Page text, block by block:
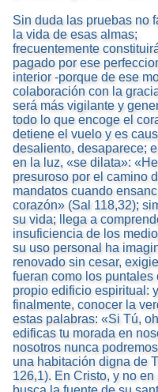
Sin duda las pruebas no
la vida de esas almas;
frecuentemente
pagado por ese
interior -porque de ese
colaboración con la
será más vigilante y
todo lo que encoge el
detiene el vuelo y es
desaliento, desaparece;
en la luz, «se dilata»:
presuroso por el camino
mandatos cuando
corazón» (Sal 118,32);
su vida; llega a
insuficiencia de los
su uso personal ha
renovado sin cesar,
fueran como los puntales
propio edificio espiritual:
finalmente, conocer la
estas palabras: «Si Tú,
edificas tu morada en
nosotros nunca
una habitación digna de
126,1). En Cristo, y no en